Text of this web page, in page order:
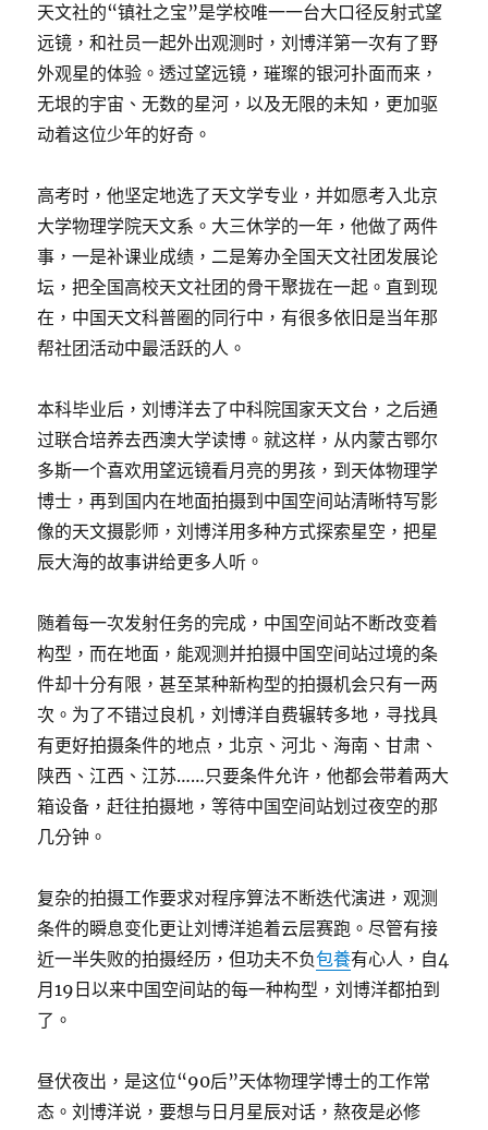
天文社的“镇社之宝”是学校唯一一台大口径反射式望
远镜，和社员一起外出观测时，刘博洋第一次有了野
外观星的体验。透过望远镜，璀璨的银河扑面而来，
无垠的宇宙、无数的星河，以及无限的未知，更加驱
动着这位少年的好奇。
高考时，他坚定地选了天文学专业，并如愿考入北京
大学物理学院天文系。大三休学的一年，他做了两件
事，一是补课业成绩，二是筹办全国天文社团发展论
坛，把全国高校天文社团的骨干聚拢在一起。直到现
在，中国天文科普圈的同行中，有很多依旧是当年那
帮社团活动中最活跃的人。
本科毕业后，刘博洋去了中科院国家天文台，之后通
过联合培养去西澳大学读博。就这样，从内蒙古鄂尔
多斯一个喜欢用望远镜看月亮的男孩，到天体物理学
博士，再到国内在地面拍摄到中国空间站清晰特写影
像的天文摄影师，刘博洋用多种方式探索星空，把星
辰大海的故事讲给更多人听。
随着每一次发射任务的完成，中国空间站不断改变着
构型，而在地面，能观测并拍摄中国空间站过境的条
件却十分有限，甚至某种新构型的拍摄机会只有一两
次。为了不错过良机，刘博洋自费辗转多地，寻找具
有更好拍摄条件的地点，北京、河北、海南、甘肃、
陕西、江西、江苏……只要条件允许，他都会带着两大
箱设备，赶往拍摄地，等待中国空间站划过夜空的那
几分钟。
复杂的拍摄工作要求对程序算法不断迭代演进，观测
条件的瞬息变化更让刘博洋追着云层赛跑。尽管有接
近一半失败的拍摄经历，但功夫不负包養有心人，自4
月19日以来中国空间站的每一种构型，刘博洋都拍到
了。
昼伏夜出，是这位“90后”天体物理学博士的工作常
态。刘博洋说，要想与日月星辰对话，熬夜是必修